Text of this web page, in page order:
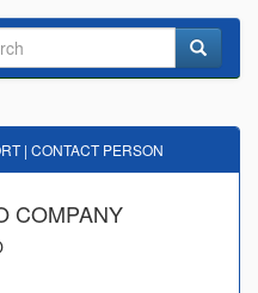
| CONTACT PERSON
COMPANY